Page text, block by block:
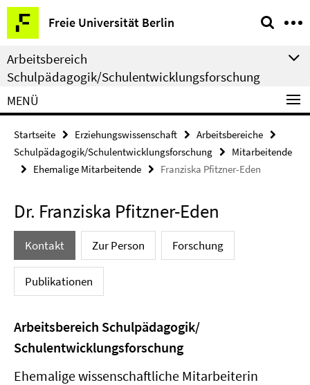
Springe
direkt
zu
Inhalt
Freie Universität Berlin
Service-
Navigation
Arbeitsbereich
Schulpädagogik/Schulentwicklungsforschung
MENÜ
Startseite Erziehungswissenschaft
Arbeitsbereiche
Schulpädagogik/Schulentwicklungsforschung
Mitarbeitende
Ehemalige Mitarbeitende
Franziska Pfitzner-Eden
Dr. Franziska Pfitzner-Eden
Kontakt Zur Person Forschung
Publikationen
Arbeitsbereich Schulpädagogik/
Schulentwicklungsforschung
Ehemalige wissenschaftliche Mitarbeiterin